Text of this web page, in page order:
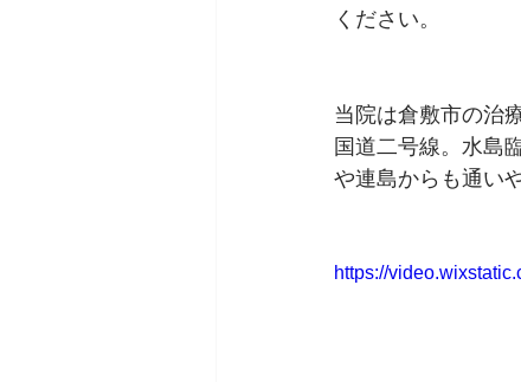
ください。
当院は倉敷市の治
国道二号線。水島
や連島からも通い
https://